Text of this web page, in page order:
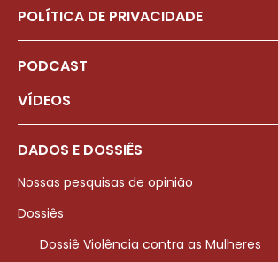
POLÍTICA DE PRIVACIDADE
PODCAST
VÍDEOS
DADOS E DOSSIÊS
Nossas pesquisas de opinião
Dossiês
Dossiê Violência contra as Mulheres